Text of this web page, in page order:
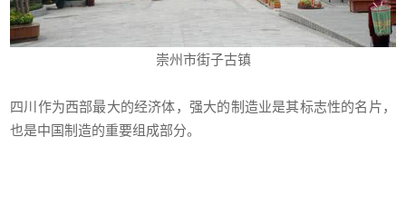
崇州市街子古镇
四川作为西部最大的经济体，强大的制造业是其标志性的名片，
也是中国制造的重要组成部分。